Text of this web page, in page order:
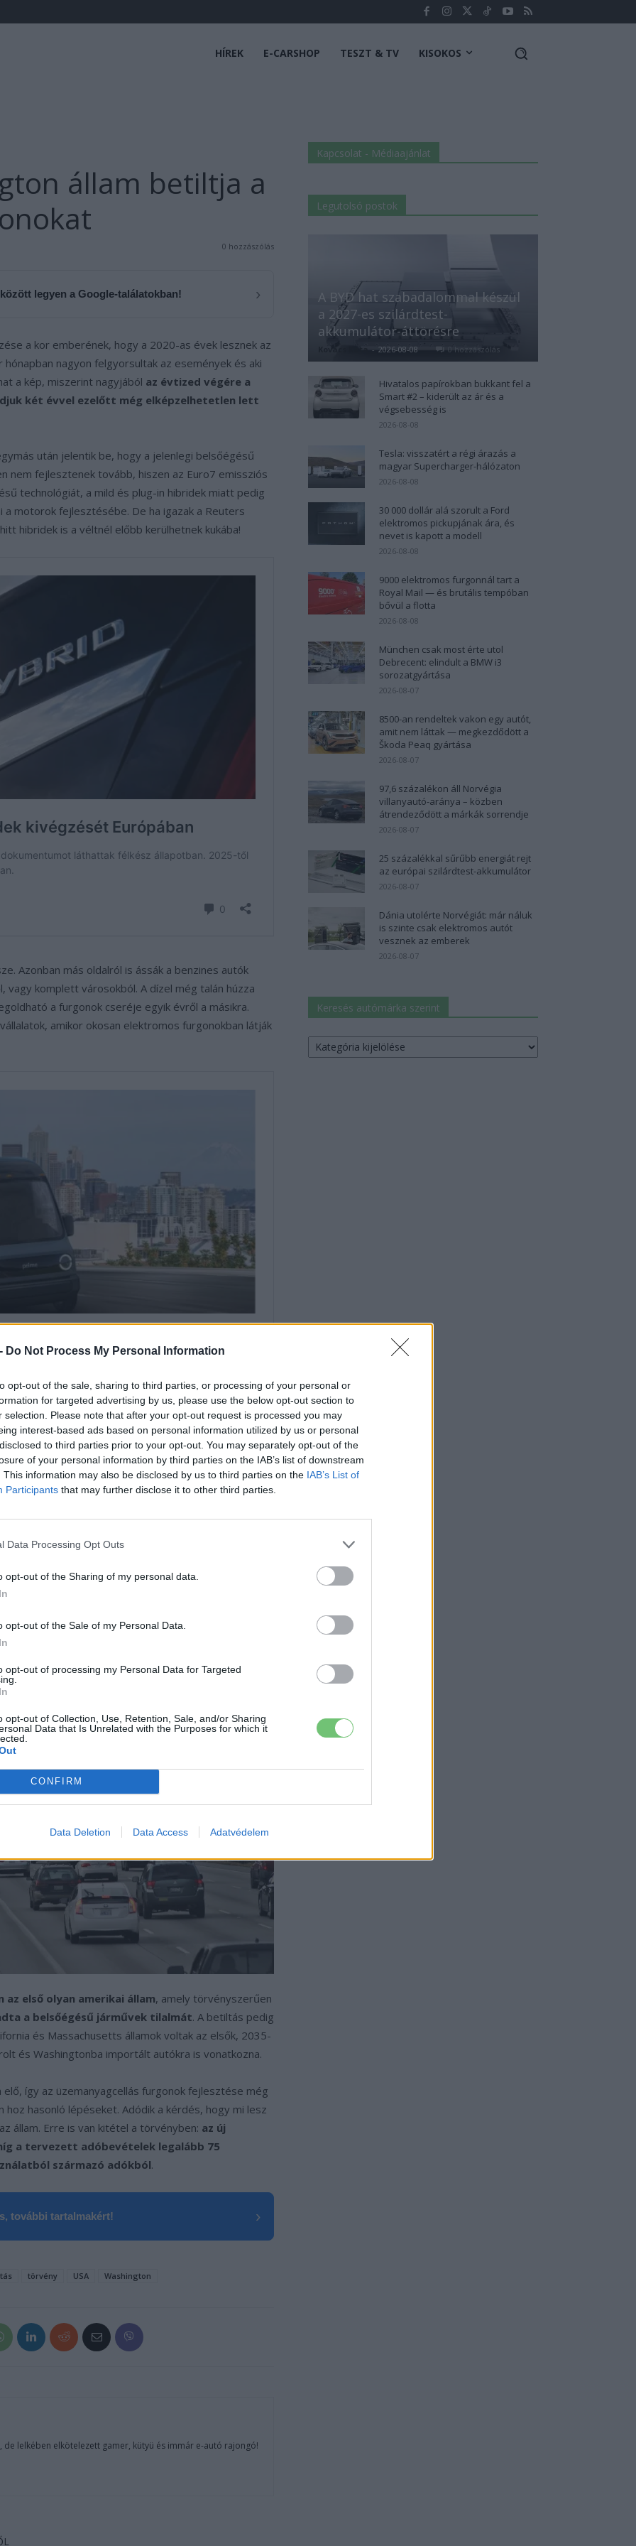
Do Not Process My Personal Information
opt-out of the sale, sharing to third parties, or processing of your personal or
for targeted advertising by us, please use the below opt-out section to
selection. Please note that after your opt-out request is processed you may
interest-based ads based on personal information utilized by us or personal
to third parties prior to your opt-out. You may separately opt-out of the
of your personal information by third parties on the IAB’s list of downstream
This information may also be disclosed by us to third parties on the IAB’s List of
Participants that may further disclose it to other third parties.
Data Processing Opt Outs
opt-out of the Sharing of my personal data.
opt-out of the Sale of my Personal Data.
opt-out of processing my Personal Data for Targeted
opt-out of Collection, Use, Retention, Sale, and/or Sharing
Data that Is Unrelated with the Purposes for which it
CONFIRM
Data Deletion Data Access Adatvédelem
HÍREK E-CARSHOP TESZT & TV KISOKOS
állam betiltja a
0 hozzászólás
legyen a Google-találatokban! ›
a kor emberének, hogy a 2020-as évek lesznek az
nagyon felgyorsultak az események és aki
a kép, miszerint nagyjából az évtized végére a
két évvel ezelőtt még elképzelhetetlen lett
után jelentik be, hogy a jelenlegi belsőégésű
nem fejlesztenek tovább, hiszen az Euro7 emissziós
technológiát, a mild és plug-in hibridek miatt pedig
motorok fejlesztésébe. De ha igazak a Reuters
hibridek is a véltnél előbb kerülhetnek kukába!
Azonban más oldalról is ássák a benzines autók
komplett városokból. A dízel még talán húzza
a furgonok cseréje egyik évről a másikra.
amikor okosan elektromos furgonokban látják
szigorú és hogy átgondolatlanul rövid
azEgyesült Államok sem tököl igazából és az
államot (Kalifornia) most szépen beelőzte
elfogadta a„Clean Cars 2030”című törvényjavaslatot,
áruszállító furgonok
megvehetők
járműveken túl az államnak fel kell készülnie
a töltőpontok számának növelésével és a
az első olyan amerikai állam, amely törvényszerűen
a belsőégésű járművek tilalmát. A betiltás pedig
és Massachusetts államok voltak az elsők, 2035-
és Washingtonba importált autókra is vonatkozna.
így az üzemanyagcellás furgonok fejlesztése még
hasonló lépéseket. Adódik a kérdés, hogy mi lesz
állam. Erre is van kitétel a törvényben: az új
a tervezett adóbevételek legalább 75
származó adókból.
további tartalmakért! ›
törvény USA Washington
de lelkében elkötelezett gamer, kütyü és immár e-autó rajongó!
Kapcsolat - Médiaajánlat
Legutolsó postok
A BYD hat szabadalommal készül
a 2027-es szilárdtest-
akkumulátor-áttörésre
- 2026-08-08 0 hozzászólás
Hivatalos papírokban bukkant fel a
Smart #2 – kiderült az ár és a
végsebesség is
2026-08-08
Tesla: visszatért a régi árazás a
magyar Supercharger-hálózaton
2026-08-08
30 000 dollár alá szorult a Ford
elektromos pickupjának ára, és
nevet is kapott a modell
2026-08-08
9000 elektromos furgonnál tart a
Royal Mail — és brutális tempóban
bővül a flotta
2026-08-08
München csak most érte utol
Debrecent: elindult a BMW i3
sorozatgyártása
2026-08-07
8500-an rendeltek vakon egy autót,
amit nem láttak — megkezdődött a
Škoda Peaq gyártása
2026-08-07
97,6 százalékon áll Norvégia
villanyautó-aránya – közben
átrendeződött a márkák sorrendje
2026-08-07
25 százalékkal sűrűbb energiát rejt
az európai szilárdtest-akkumulátor
2026-08-07
Dánia utolérte Norvégiát: már náluk
is szinte csak elektromos autót
vesznek az emberek
2026-08-07
Keresés autómárka szerint
Keresés
autómárka